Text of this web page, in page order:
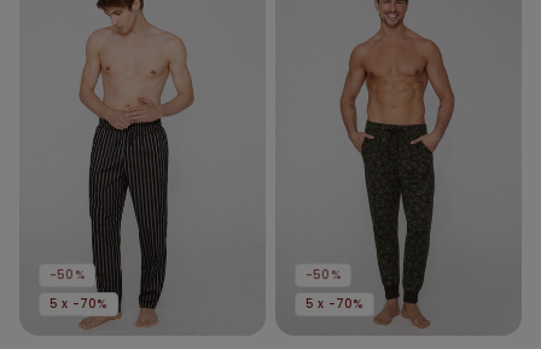
-50%
5 x -70%
-50%
5 x -70%